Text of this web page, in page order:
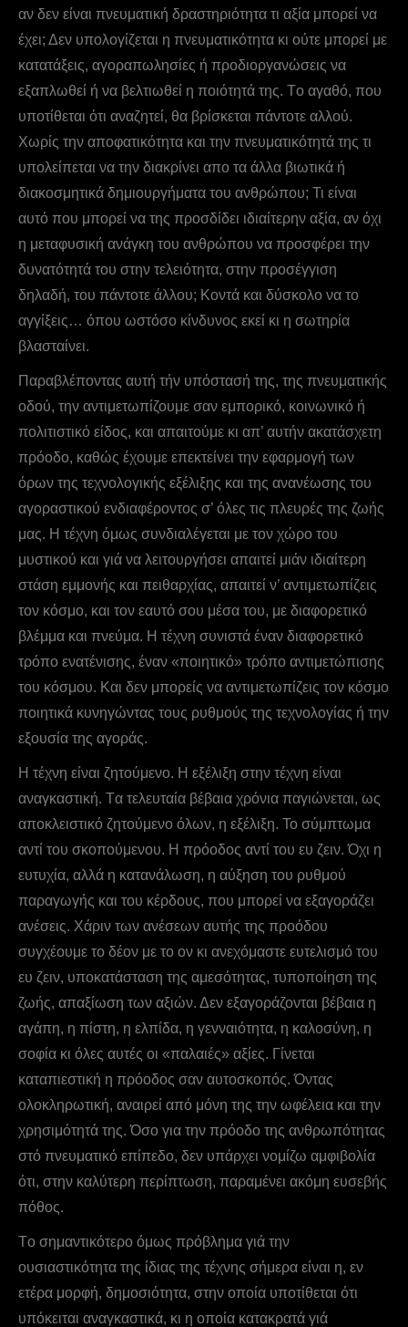
αν δεν είναι πνευματική δραστηριότητα τι αξία μπορεί να
έχει; Δεν υπολογίζεται η πνευματικότητα κι ούτε μπορεί με
κατατάξεις, αγοραπωλησίες ή προδιοργανώσεις να
εξαπλωθεί ή να βελτιωθεί η ποιότητά της. Tο αγαθό, που
υποτίθεται ότι αναζητεί, θα βρίσκεται πάντοτε αλλού.
Χωρίς την αποφατικότητα και την πνευματικότητά της τι
υπολείπεται να την διακρίνει απο τα άλλα βιωτικά ή
διακοσμητικά δημιουργήματα του ανθρώπου; Τι είναι
αυτό που μπορεί να της προσδίδει ιδιαίτερην αξία, αν όχι
η μεταφυσική ανάγκη του ανθρώπου να προσφέρει την
δυνατότητά του στην τελειότητα, στην προσέγγιση
δηλαδή, του πάντοτε άλλου; Kοντά και δύσκολο να το
αγγίξεις… όπου ωστόσο κίνδυνος εκεί κι η σωτηρία
βλασταίνει.
Παραβλέποντας αυτή τήν υπόστασή της, της πνευματικής
οδού, την αντιμετωπίζουμε σαν εμπορικό, κοινωνικό ή
πολιτιστικό είδος, και απαιτούμε κι απ’ αυτήν ακατάσχετη
πρόοδο, καθώς έχουμε επεκτείνει την εφαρμογή των
όρων της τεχνολογικής εξέλιξης και της ανανέωσης του
αγοραστικού ενδιαφέροντος σ’ όλες τις πλευρές της ζωής
μας. H τέχνη όμως συνδιαλέγεται με τον χώρο του
μυστικού και γιά να λειτουργήσει απαιτεί μιάν ιδιαίτερη
στάση εμμονής και πειθαρχίας, απαιτεί ν’ αντιμετωπίζεις
τον κόσμο, και τον εαυτό σου μέσα του, με διαφορετικό
βλέμμα και πνεύμα. H τέχνη συνιστά έναν διαφορετικό
τρόπο ενατένισης, έναν «ποιητικό» τρόπο αντιμετώπισης
του κόσμου. Kαι δεν μπορείς να αντιμετωπίζεις τον κόσμο
ποιητικά κυνηγώντας τους ρυθμούς της τεχνολογίας ή την
εξουσία της αγοράς.
Η τέχνη είναι ζητούμενο. Η εξέλιξη στην τέχνη είναι
αναγκαστική. Tα τελευταία βέβαια χρόνια παγιώνεται, ως
αποκλειστικό ζητούμενο όλων, η εξέλιξη. Το σύμπτωμα
αντί του σκοπούμενου. H πρόοδος αντί του ευ ζειν. Όχι η
ευτυχία, αλλά η κατανάλωση, η αύξηση του ρυθμού
παραγωγής και του κέρδους, που μπορεί να εξαγοράζει
ανέσεις. Xάριν των ανέσεων αυτής της προόδου
συγχέουμε το δέον με το ον κι ανεχόμαστε ευτελισμό του
ευ ζειν, υποκατάσταση της αμεσότητας, τυποποίηση της
ζωής, απαξίωση των αξιών. Δεν εξαγοράζονται βέβαια η
αγάπη, η πίστη, η ελπίδα, η γενναιότητα, η καλοσύνη, η
σοφία κι όλες αυτές οι «παλαιές» αξίες. Γίνεται
καταπιεστική η πρόοδος σαν αυτοσκοπός. Όντας
ολοκληρωτική, αναιρεί από μόνη της την ωφέλεια και την
χρησιμότητά της. Όσο για την πρόοδο της ανθρωπότητας
στό πνευματικό επίπεδο, δεν υπάρχει νομίζω αμφιβολία
ότι, στην καλύτερη περίπτωση, παραμένει ακόμη ευσεβής
πόθος.
Tο σημαντικότερο όμως πρόβλημα γιά την
ουσιαστικότητα της ίδιας της τέχνης σήμερα είναι η, εν
ετέρα μορφή, δημοσιότητα, στην οποία υποτίθεται ότι
υπόκειται αναγκαστικά, κι η οποία κατακρατά γιά